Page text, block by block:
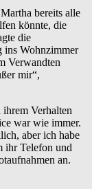
bereits alle
könnte, die
die
ins Wohnzimmer
Verwandten
mir“,
ihrem Verhalten
war wie immer.
aber ich habe
ihr Telefon und
an.